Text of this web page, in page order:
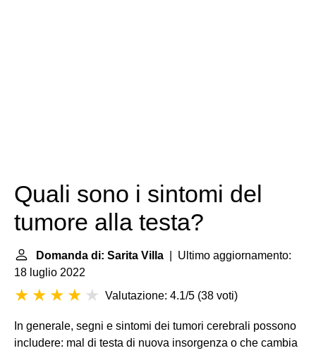
Quali sono i sintomi del
tumore alla testa?
Domanda di: Sarita Villa | Ultimo aggiornamento:
18 luglio 2022
Valutazione: 4.1/5 (38 voti)
In generale, segni e sintomi dei tumori cerebrali possono
includere: mal di testa di nuova insorgenza o che cambia